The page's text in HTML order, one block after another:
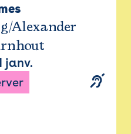
Alexander
janv.